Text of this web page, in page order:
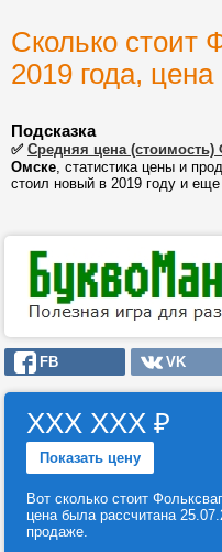
Сколько стоит
2019 года,
Подсказка
✅ Средняя цена (стоимость)
Омске, статистика цены и
стоил новый в 2019 году и
FB VK
ХХХ ХХХ ₽
Показать цену
Вот сколько стоит
цена была рассчитана
продаже.